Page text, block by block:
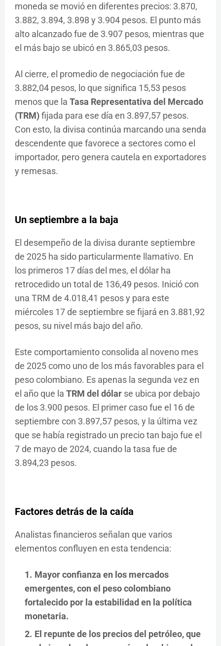
moneda se movió en diferentes precios: 3.870,
3.882, 3.894, 3.898 y 3.904 pesos. El punto más
alto alcanzado fue de 3.907 pesos, mientras que
el más bajo se ubicó en 3.865,03 pesos.
Al cierre, el promedio de negociación fue de
3.882,04 pesos, lo que significa 15,53 pesos
menos que la Tasa Representativa del Mercado
(TRM)fijada para ese día en 3.897,57 pesos.
Con esto, la divisa continúa marcando una senda
descendente que favorece a sectores como el
importador, pero genera cautela en exportadores
y remesas.
Un septiembre a la baja
El desempeño de la divisa durante septiembre
de 2025 ha sido particularmente llamativo. En
los primeros 17 días del mes, el dólar ha
retrocedido un total de 136,49 pesos. Inició con
una TRM de 4.018,41 pesos y para este
miércoles 17 de septiembre se fijará en 3.881,92
pesos, su nivel más bajo del año.
Este comportamiento consolida al noveno mes
de 2025 como uno de los más favorables para el
peso colombiano. Es apenas la segunda vez en
el año que la TRM del dólar se ubica por debajo
de los 3.900 pesos. El primer caso fue el 16 de
septiembre con 3.897,57 pesos, y la última vez
que se había registrado un precio tan bajo fue el
7 de mayo de 2024, cuando la tasa fue de
3.894,23 pesos.
Factores detrás de la caída
Analistas financieros señalan que varios
elementos confluyen en esta tendencia:
Mayor confianza en los mercados
emergentes, con el peso colombiano
fortalecido por la estabilidad en la política
monetaria.
El repunte de los precios del petróleo, que